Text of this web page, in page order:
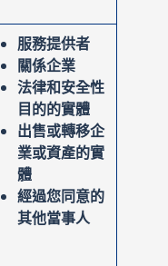
服務提供者
關係企業
法律和安全性
目的的實體
出售或轉移企
業或資產的實
體
經過您同意的
其他當事人